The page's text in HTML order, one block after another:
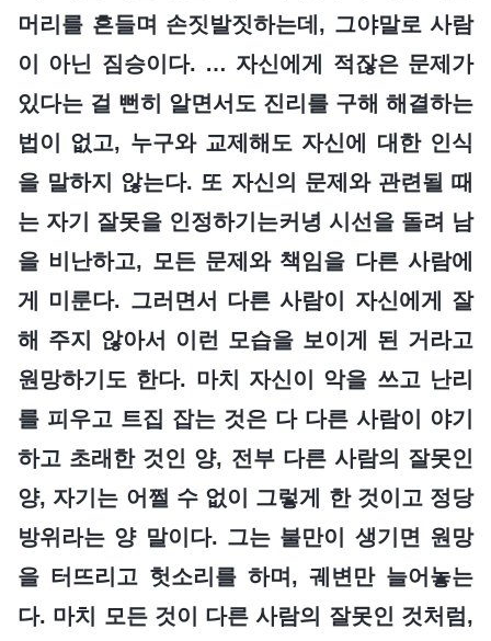
머리를 흔들며 손짓발짓하는데, 그야말로 사람
이 아닌 짐승이다. … 자신에게 적잖은 문제가
있다는 걸 뻔히 알면서도 진리를 구해 해결하는
법이 없고, 누구와 교제해도 자신에 대한 인식
을 말하지 않는다. 또 자신의 문제와 관련될 때
는 자기 잘못을 인정하기는커녕 시선을 돌려 남
을 비난하고, 모든 문제와 책임을 다른 사람에
게 미룬다. 그러면서 다른 사람이 자신에게 잘
해 주지 않아서 이런 모습을 보이게 된 거라고
원망하기도 한다. 마치 자신이 악을 쓰고 난리
를 피우고 트집 잡는 것은 다 다른 사람이 야기
하고 초래한 것인 양, 전부 다른 사람의 잘못인
양, 자기는 어쩔 수 없이 그렇게 한 것이고 정당
방위라는 양 말이다. 그는 불만이 생기면 원망
을 터뜨리고 헛소리를 하며, 궤변만 늘어놓는
다. 마치 모든 것이 다른 사람의 잘못인 것처럼,